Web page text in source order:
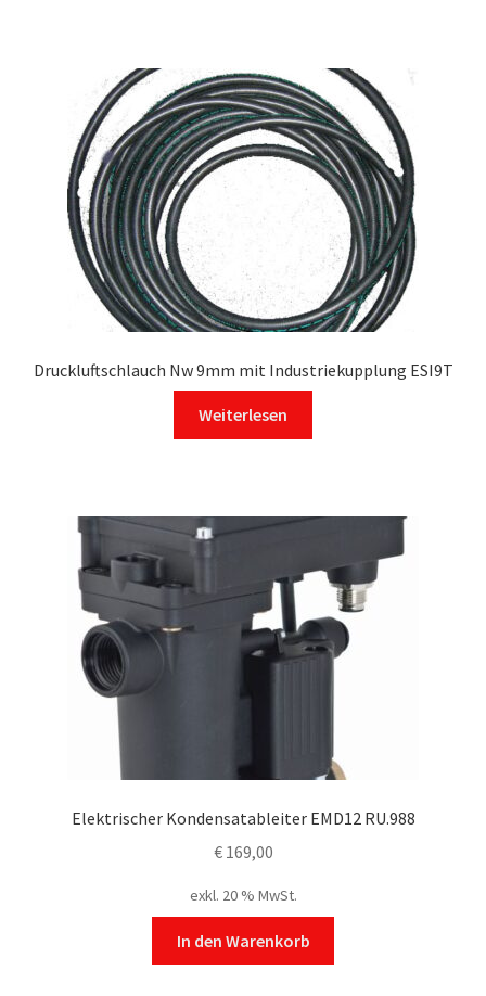
Varianten
auf.
Die
Optionen
können
auf
der
Produktseite
gewählt
werden
Druckluftschlauch Nw 9mm mit Industriekupplung ESI9T
Weiterlesen
Elektrischer Kondensatableiter EMD12 RU.988
€169,00
exkl. 20 % MwSt.
In den Warenkorb